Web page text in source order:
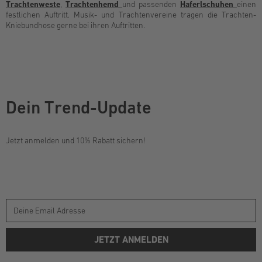
Trachtenweste Trachtenhemd und passenden Haferlschuhen einen
festlichen Auftritt. Musik- und Trachtenvereine tragen die Trachten-
Kniebundhose gerne bei ihren Auftritten.
Dein Trend-Update
Jetzt anmelden und 10% Rabatt sichern!
JETZT ANMELDEN